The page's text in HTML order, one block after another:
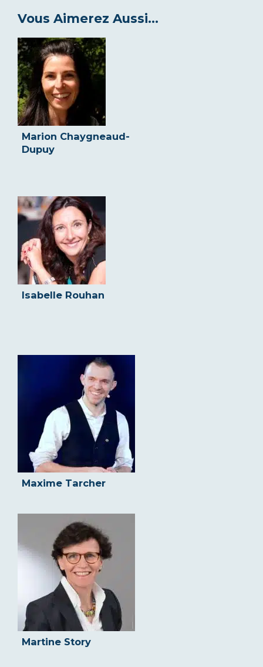
Vous Aimerez Aussi...
Marion Chaygneaud-
Dupuy
Isabelle Rouhan
Maxime Tarcher
Martine Story